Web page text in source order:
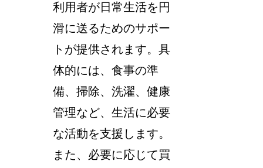
利用者が日常生活を円
滑に送るためのサポー
トが提供されます。具
体的には、食事の準
備、掃除、洗濯、健康
管理など、生活に必要
な活動を支援します。
また、必要に応じて買